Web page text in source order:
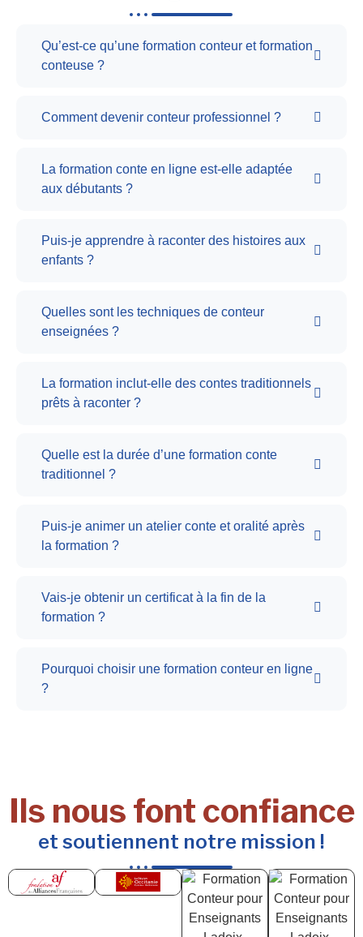
Qu’est-ce qu’une formation conteur et formation
conteuse ?
Comment devenir conteur professionnel ?
La formation conte en ligne est-elle adaptée
aux débutants ?
Puis-je apprendre à raconter des histoires aux
enfants ?
Quelles sont les techniques de conteur
enseignées ?
La formation inclut-elle des contes traditionnels
prêts à raconter ?
Quelle est la durée d’une formation conte
traditionnel ?
Puis-je animer un atelier conte et oralité après
la formation ?
Vais-je obtenir un certificat à la fin de la
formation ?
Pourquoi choisir une formation conteur en ligne
?
Ils nous font confiance
et soutiennent notre mission !